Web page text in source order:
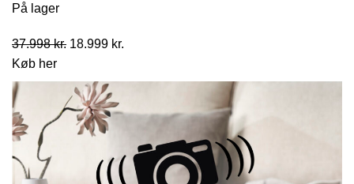
På lager
37.998kr. Den
pris
var:
37.998 kr..
18.999 kr.
pris
Køb her